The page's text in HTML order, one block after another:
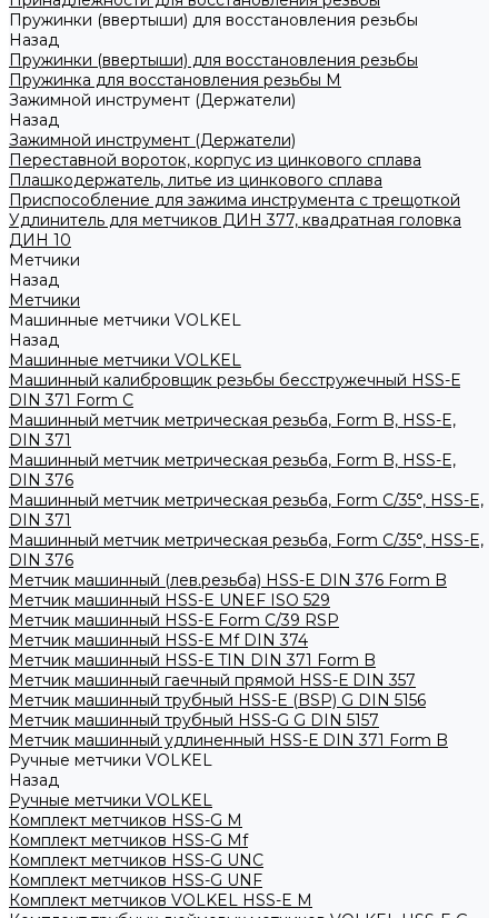
Пружинки (ввертыши) для восстановления резьбы
Назад
Пружинки (ввертыши) для восстановления резьбы
Пружинка для восстановления резьбы M
Зажимной инструмент (Держатели)
Назад
Зажимной инструмент (Держатели)
Переставной вороток, корпус из цинкового сплава
Плашкодержатель, литье из цинкового сплава
Приспособление для зажима инструмента с трещоткой
Удлинитель для метчиков ДИН 377, квадратная головка
ДИН 10
Метчики
Назад
Метчики
Машинные метчики VOLKEL
Назад
Машинные метчики VOLKEL
Машинный калибровщик резьбы бесстружечный HSS-Е
DIN 371 Form C
Машинный метчик метрическая резьба, Form B, HSS-E,
DIN 371
Машинный метчик метрическая резьба, Form B, HSS-E,
DIN 376
Машинный метчик метрическая резьба, Form С/35°, HSS-E,
DIN 371
Машинный метчик метрическая резьба, Form С/35°, HSS-E,
DIN 376
Метчик машинный (лев.резьба) HSS-Е DIN 376 Form B
Метчик машинный HSS-E UNEF ISO 529
Метчик машинный HSS-Е Form C/39 RSP
Метчик машинный HSS-Е Mf DIN 374
Метчик машинный HSS-Е TIN DIN 371 Form B
Метчик машинный гаечный прямой HSS-Е DIN 357
Метчик машинный трубный HSS-E (BSP) G DIN 5156
Метчик машинный трубный HSS-G G DIN 5157
Метчик машинный удлиненный HSS-Е DIN 371 Form B
Ручные метчики VOLKEL
Назад
Ручные метчики VOLKEL
Комплект метчиков HSS-G M
Комплект метчиков HSS-G Mf
Комплект метчиков HSS-G UNC
Комплект метчиков HSS-G UNF
Комплект метчиков VOLKEL HSS-E M